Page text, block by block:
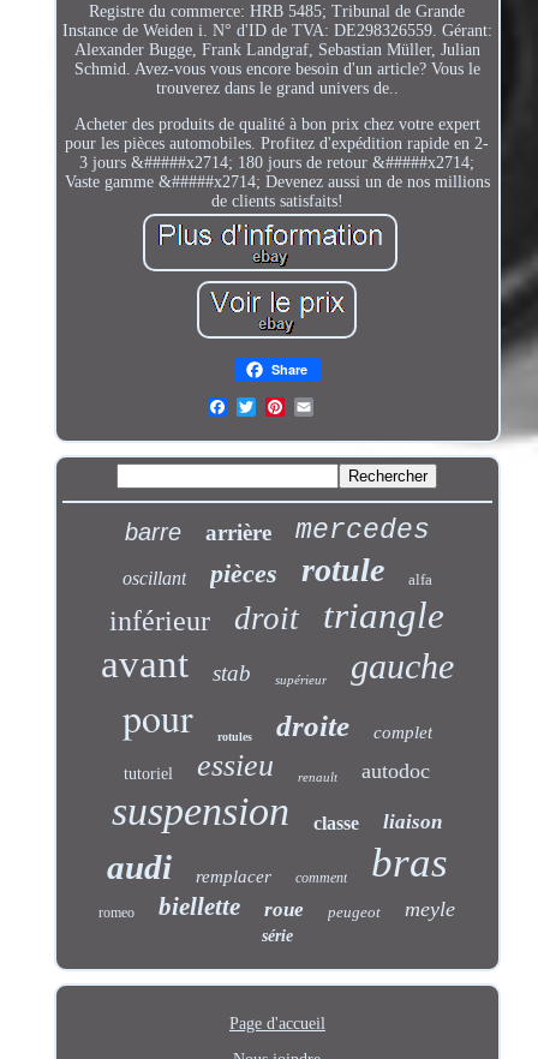
Registre du commerce: HRB 5485; Tribunal de Grande
Instance de Weiden i. N° d'ID de TVA: DE298326559. Gérant:
Alexander Bugge, Frank Landgraf, Sebastian Müller, Julian
Schmid. Avez-vous vous encore besoin d'un article? Vous le
trouverez dans le grand univers de..
Acheter des produits de qualité à bon prix chez votre expert
pour les pièces automobiles. Profitez d'expédition rapide en 2-
3 jours &#####x2714; 180 jours de retour &#####x2714;
Vaste gamme &#####x2714; Devenez aussi un de nos millions
de clients satisfaits!
Share
barre arrière mercedes
oscillant pièces rotule alfa
inférieur droit triangle
avant stab supérieur gauche
pour rotules droite complet
tutoriel essieu renault autodoc
suspension classe liaison
audi remplacer comment bras
romeo biellette roue peugeot meyle
série
Page d'accueil